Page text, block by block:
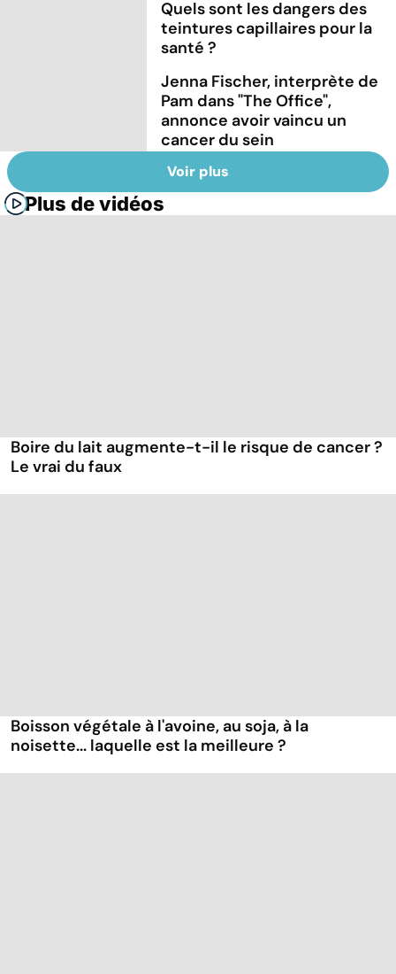
Quels sont les dangers des
teintures capillaires pour la
santé ?
Jenna Fischer, interprète de
Pam dans "The Office",
annonce avoir vaincu un
cancer du sein
Voir plus
Plus de vidéos
Boire du lait augmente-t-il le risque de cancer ?
Le vrai du faux
Boisson végétale à l'avoine, au soja, à la
noisette... laquelle est la meilleure ?